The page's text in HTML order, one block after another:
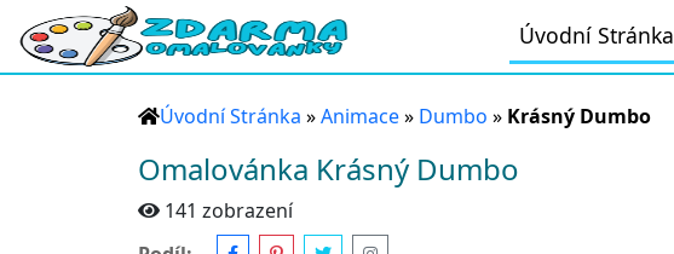
Úvodní Stránka
Úvodní Stránka »Animace» Dumbo » Krásný Dumbo
Omalovánka Krásný Dumbo
141 zobrazení